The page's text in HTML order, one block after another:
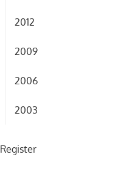
2012
2009
2006
2003
Register